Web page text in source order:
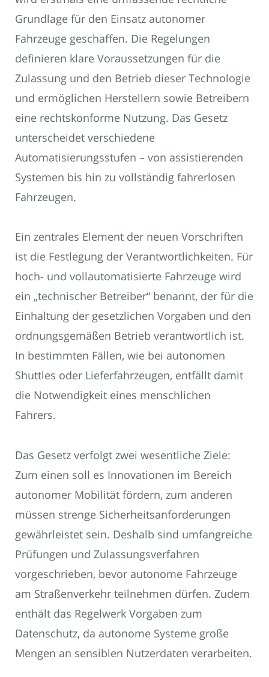
Grundlage für den Einsatz autonomer
Fahrzeuge geschaffen. Die Regelungen
definieren klare Voraussetzungen für die
Zulassung und den Betrieb dieser Technologie
und ermöglichen Herstellern sowie Betreibern
eine rechtskonforme Nutzung. Das Gesetz
unterscheidet verschiedene
Automatisierungsstufen – von assistierenden
Systemen bis hin zu vollständig fahrerlosen
Fahrzeugen.
Ein zentrales Element der neuen Vorschriften
ist die Festlegung der Verantwortlichkeiten. Für
hoch- und vollautomatisierte Fahrzeuge wird
ein „technischer Betreiber“ benannt, der für die
Einhaltung der gesetzlichen Vorgaben und den
ordnungsgemäßen Betrieb verantwortlich ist.
In bestimmten Fällen, wie bei autonomen
Shuttles oder Lieferfahrzeugen, entfällt damit
die Notwendigkeit eines menschlichen
Fahrers.
Das Gesetz verfolgt zwei wesentliche Ziele:
Zum einen soll es Innovationen im Bereich
autonomer Mobilität fördern, zum anderen
müssen strenge Sicherheitsanforderungen
gewährleistet sein. Deshalb sind umfangreiche
Prüfungen und Zulassungsverfahren
vorgeschrieben, bevor autonome Fahrzeuge
am Straßenverkehr teilnehmen dürfen. Zudem
enthält das Regelwerk Vorgaben zum
Datenschutz, da autonome Systeme große
Mengen an sensiblen Nutzerdaten verarbeiten.